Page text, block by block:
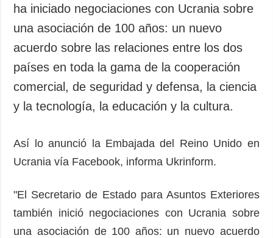
Deportes
Crimen
Desastres y
emergencias
ADICIONAL
Podcasts
Entrevistas
Fotos
Releases
SERVICIOS
Suscripción
imágenes
ha iniciado negociaciones con Ucrania sobre
una asociación de 100 años: un nuevo
acuerdo sobre las relaciones entre los dos
países en toda la gama de la cooperación
comercial, de seguridad y defensa, la ciencia
y la tecnología, la educación y la cultura.
Así lo anunció la Embajada del Reino Unido en
Ucrania vía Facebook, informa Ukrinform.
"El Secretario de Estado para Asuntos Exteriores
también inició negociaciones con Ucrania sobre
una asociación de 100 años: un nuevo acuerdo